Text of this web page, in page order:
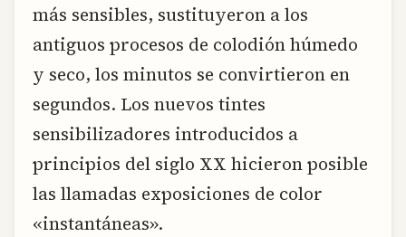
más sensibles, sustituyeron a los
antiguos procesos de colodión húmedo
y seco, los minutos se convirtieron en
segundos. Los nuevos tintes
sensibilizadores introducidos a
principios del siglo XX hicieron posible
las llamadas exposiciones de color
«instantáneas».